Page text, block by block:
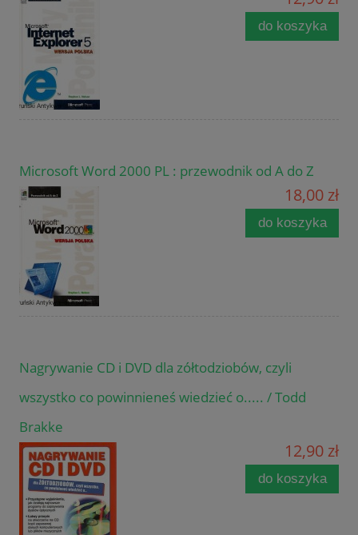
do koszyka
Microsoft Word 2000 PL : przewodnik od A do Z
18,00 zł
do koszyka
Nagrywanie CD i DVD dla zółtodziobów, czyli
wszystko co powinnieneś wiedzieć o..... / Todd
Brakke
12,90 zł
do koszyka